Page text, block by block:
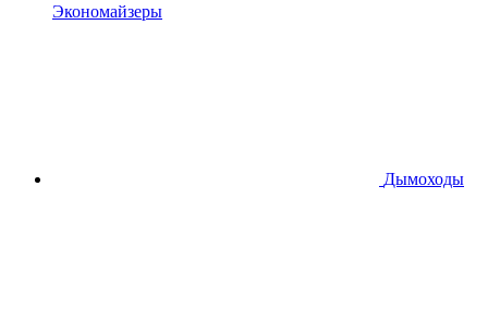
Экономайзеры
Дымоходы